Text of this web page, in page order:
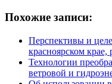
Похожие записи:
Перспективы и
красноярском крае,
Технологии
ветровой и